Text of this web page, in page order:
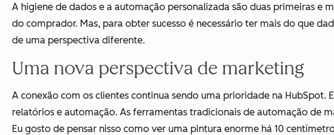
A higiene de dados e a automação personalizada são duas primeiras e
do comprador. Mas, para obter sucesso é necessário ter mais do que
de uma perspectiva diferente.
Uma nova perspectiva de marketing
A conexão com os clientes continua sendo uma prioridade na
relatórios e automação. As ferramentas tradicionais de automação de
Eu gosto de pensar nisso como ver uma pintura enorme há 10